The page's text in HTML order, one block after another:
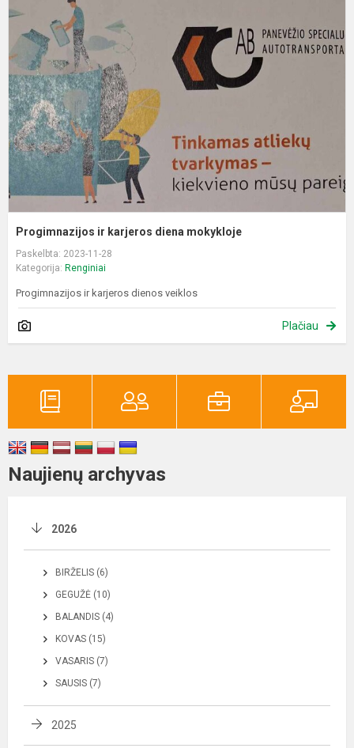
Progimnazijos ir karjeros diena mokykloje
Paskelbta: 2023-11-28
Kategorija: Renginiai
Progimnazijos ir karjeros dienos veiklos
Plačiau
Naujienų archyvas
2026
BIRŽELIS (6)
GEGUŽĖ (10)
BALANDIS (4)
KOVAS (15)
VASARIS (7)
SAUSIS (7)
2025